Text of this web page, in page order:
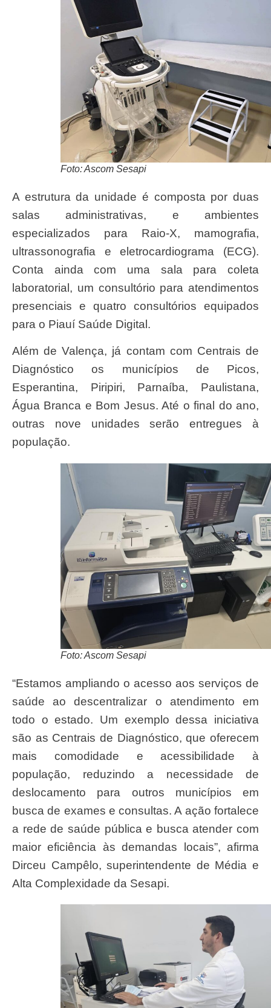
Foto: Ascom Sesapi
A estrutura da unidade é composta por duas
salas administrativas, e ambientes
especializados para Raio-X, mamografia,
ultrassonografia e eletrocardiograma (ECG).
Conta ainda com uma sala para coleta
laboratorial, um consultório para atendimentos
presenciais e quatro consultórios equipados
para o Piauí Saúde Digital.
Além de Valença, já contam com Centrais de
Diagnóstico os municípios de Picos,
Esperantina, Piripiri, Parnaíba, Paulistana,
Água Branca e Bom Jesus. Até o final do ano,
outras nove unidades serão entregues à
população.
Foto: Ascom Sesapi
“Estamos ampliando o acesso aos serviços de
saúde ao descentralizar o atendimento em
todo o estado. Um exemplo dessa iniciativa
são as Centrais de Diagnóstico, que oferecem
mais comodidade e acessibilidade à
população, reduzindo a necessidade de
deslocamento para outros municípios em
busca de exames e consultas. A ação fortalece
a rede de saúde pública e busca atender com
maior eficiência às demandas locais”, afirma
Dirceu Campêlo, superintendente de Média e
Alta Complexidade da Sesapi.